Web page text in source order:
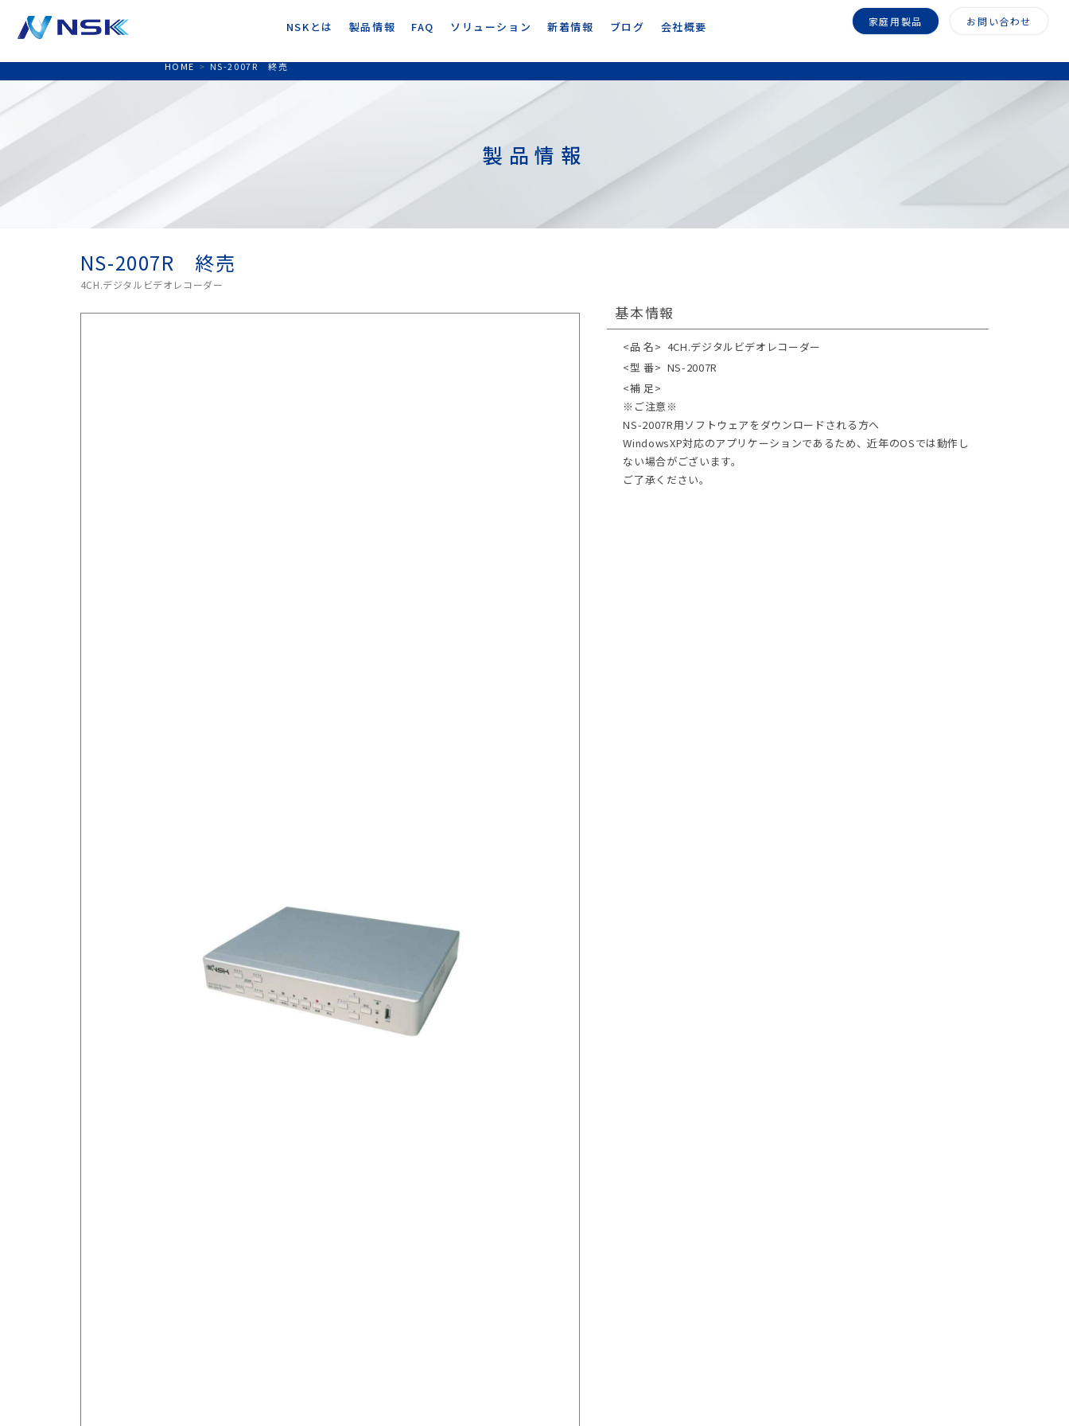
NSKとは 製品情報 FAQ ソリューション 新着情報 ブログ 会社概要 家庭用製品 お問い合わせ
HOME > NS-2007R 終売
製品情報
NS-2007R 終売
4CH.デジタルビデオレコーダー
基本情報
<品 名> 4CH.デジタルビデオレコーダー
<型 番> NS-2007R
<補 足>
※ご注意※
NS-2007R用ソフトウェアをダウンロードされる方へ
WindowsXP対応のアプリケーションであるため、近年のOSでは動作し
ない場合がございます。
ご了承ください。